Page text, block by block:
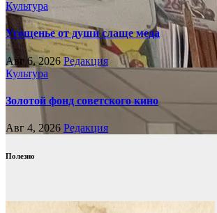
Культура
Угощенье от души слаще меда
Авг 6, 2026 Редакция
Культура
Золотой фонд советского кино
Авг 4, 2026 Редакция
Полезно